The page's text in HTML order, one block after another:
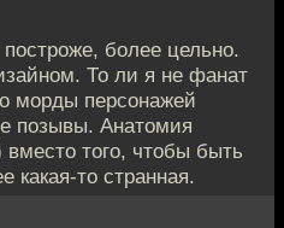
более цельно.
То ли я не фанат
морды персонажей
позывы. Анатомия
того, чтобы быть
какая-то странная.